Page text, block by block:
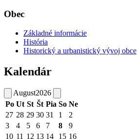
Obec
Základné informácie
História
Historický a urbanistický vývoj obce
Kalendár
August2026
Po Ut St Št Pia So Ne
27 28 29 30 31 1
2
3
4 5 6 7 8
9
10 11 12 13 14 15 16